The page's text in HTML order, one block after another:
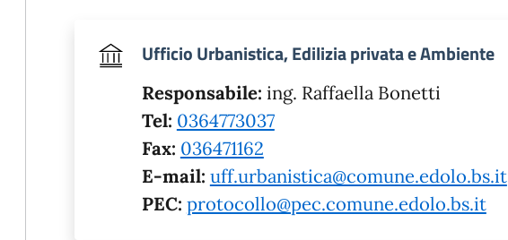
Ufficio Urbanistica, Edilizia privata e Ambiente
Responsabile: ing. Raffaella Bonetti
Tel: 0364773037
Fax: 036471162
E-mail: uff.urbanistica@comune.edolo.bs.it
PEC: protocollo@pec.comune.edolo.bs.it